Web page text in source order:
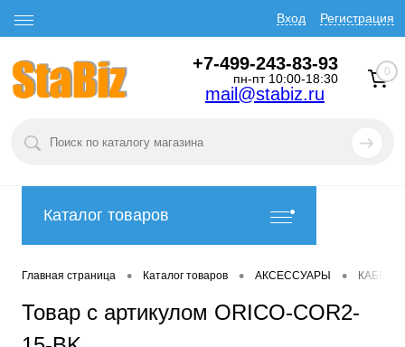
Вход Регистрация
+7-499-243-83-93
пн-пт 10:00-18:30
mail@stabiz.ru
0
Каталог товаров
Главная страница • Каталог товаров • АКСЕССУАРЫ •
Товар с артикулом ORICO-COR2-